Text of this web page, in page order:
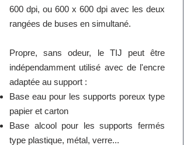
600 dpi, ou 600 x 600 dpi avec les deux
rangées de buses en simultané.
Propre, sans odeur, le TIJ peut être
indépendamment utilisé avec de l'encre
adaptée au support :
Base eau pour les supports poreux type
papier et carton
Base alcool pour les supports fermés
type plastique, métal, verre...